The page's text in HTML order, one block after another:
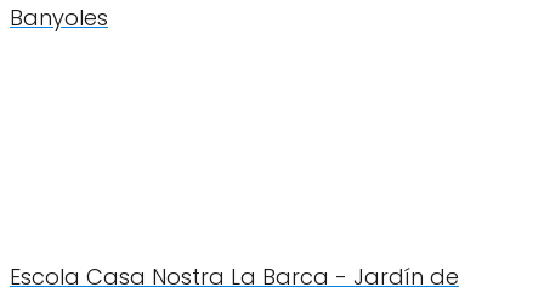
Banyoles
Escola Casa Nostra La Barca - Jardín de